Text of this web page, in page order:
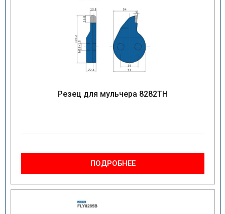
Резец для мульчера 8282TH
ПОДРОБНЕЕ